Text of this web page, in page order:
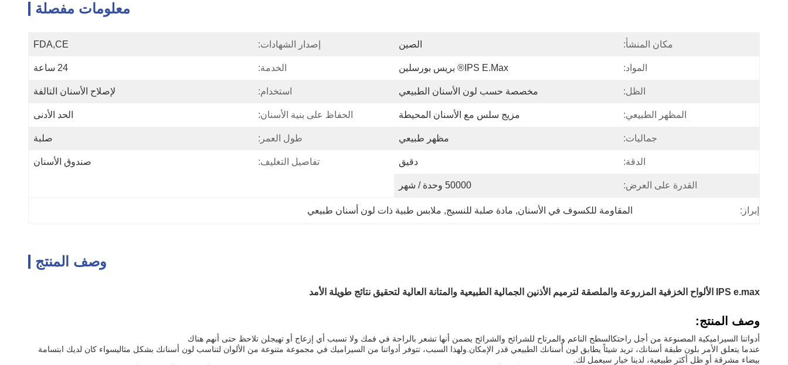
معلومات مفصلة
مكان المنشأ: الصين إصدار الشهادات: FDA,CE
المواد: IPS E.max® بريس بورسلين الخدمة: 24 ساعة
الظل: مخصصة حسب لون الأسنان الطبيعي استخدام: لإصلاح الأسنان التالفة
المظهر الطبيعي: مزيج سلس مع الأسنان المحيطة الحفاظ على بنية الأسنان: الحد الأدنى
جماليات: مظهر طبيعي طول العمر: صلبة
الدقة: دقيق تفاصيل التغليف: صندوق الأسنان
القدرة على العرض: 50000 وحدة / شهر
إبراز: المقاومة للكسوف في الأسنان, مادة صلبة للنسيج, ملابس طبية ذات لون أسنان طبيعي
وصف المنتج
IPS e.max الألواح الخزفية المزروعة والملصقة لترميم الأذنين الجمالية الطبيعية والمتانة العالية لتحقيق نتائج طويلة الأمد
وصف المنتج:
أدواتنا السيراميكية المصنوعة من أجل راحتكالسطح الناعم والمرتاح للشرائح والشرائح يضمن أنها تشعر بالراحة في فمك ولا تسبب أي إزعاج أو تهيجلن تلاحظ حتى أنهم هناك
عندما يتعلق الأمر بلون طبقة أسنانك، تريد شيئاً يطابق لون أسنانك الطبيعي قدر الإمكان.ولهذا السبب، تتوفر أدواتنا من السيراميك في مجموعة متنوعة من الألوان لتناسب لون أسنانك بشكل مثاليسواء كان لديك ابتسامة
بيضاء مشرقة أو ظل أكثر طبيعية، لدينا خيار سيعمل لك.